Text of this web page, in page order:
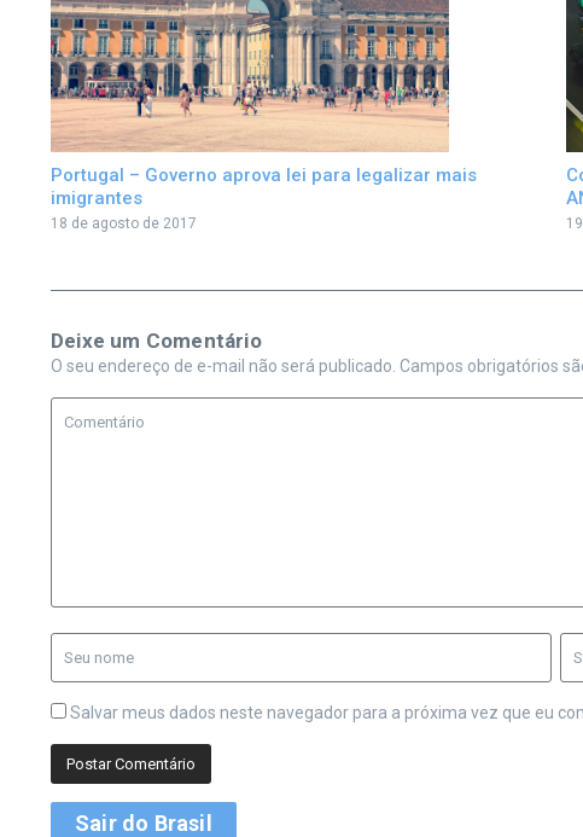
Portugal – Governo aprova lei para legalizar mais
imigrantes
18 de agosto de 2017
Deixe um Comentário
O seu endereço de e-mail não será publicado. Campos obrigatórios
Salvar meus dados neste navegador para a próxima vez que eu
Sair do Brasil